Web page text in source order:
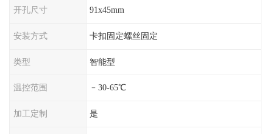
开孔尺寸 91x45mm
安装方式 卡扣固定螺丝固定
类型 智能型
温控范围 ﹣30-65℃
加工定制 是